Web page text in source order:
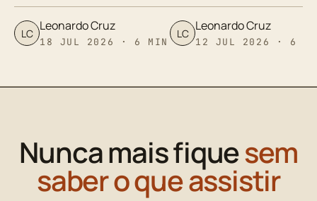
LC Leonardo Cruz
18 JUL 2026 · 6 MIN
LC Leonardo Cruz
12 JUL 2026 · 6
Nunca mais fiquesem
saber o que assistir